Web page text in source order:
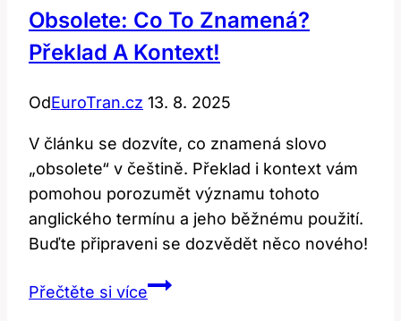
Obsolete: Co To Znamená?
Překlad A Kontext!
OdEuroTran.cz 13. 8. 2025
V článku se dozvíte, co znamená slovo
„obsolete“ v češtině. Překlad i kontext vám
pomohou porozumět významu tohoto
anglického termínu a jeho běžnému použití.
Buďte připraveni se dozvědět něco nového!
Přečtěte si víceObsolete: